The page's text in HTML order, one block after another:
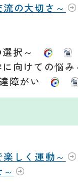
の大切さ～
選択～
に向けての悩
達障がい
しく運動～